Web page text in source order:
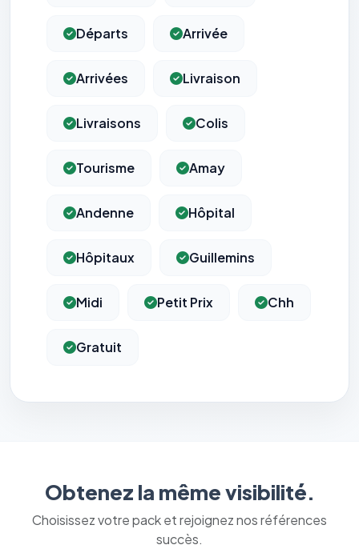
Départs Arrivée
Arrivées Livraison
Livraisons Colis
Tourisme Amay
Andenne Hôpital
Hôpitaux Guillemins
Midi Petit Prix Chh
Gratuit
Obtenez la même visibilité.
Choisissez votre pack et rejoignez nos références
succès.